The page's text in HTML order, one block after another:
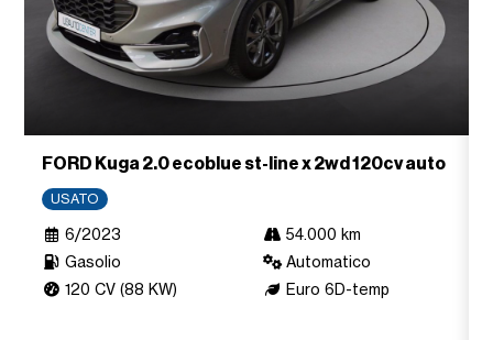
FORD Kuga 2.0 ecoblue st-line x 2wd 120cv auto
USATO
6/2023
54.000 km
Gasolio
Automatico
120 CV (88 KW)
Euro 6D-temp